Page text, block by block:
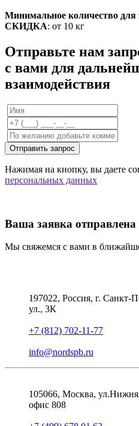
Минимальное количество для
СКИДКА: от 10 кг
Отправьте нам
с вами для
взаимодействия
Отправить запрос
Нажимая на кнопку, вы даете
персональных данных
Ваша заявка отправлена
Мы свяжемся с вами в
197022, Россия, г. Санкт-
ул., 3К
+7 (812) 702-11-77
info@nordspb.ru
105066, Москва,
офис 808